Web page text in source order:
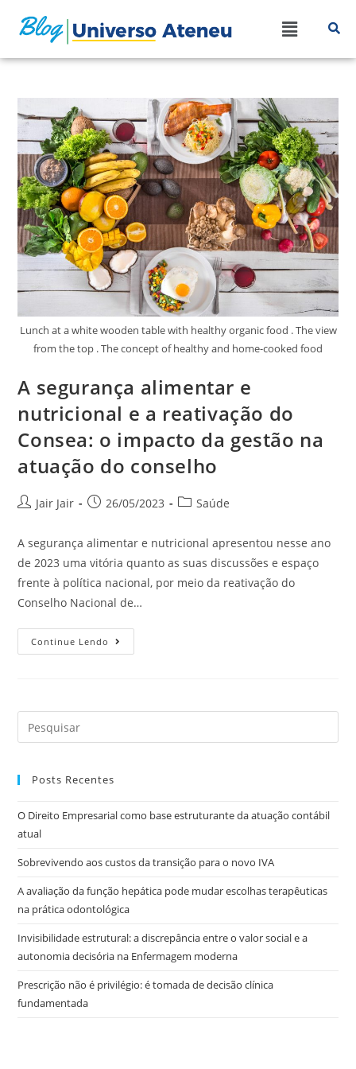
Lunch at a white wooden table with healthy organic food . The view
from the top . The concept of healthy and home-cooked food
A segurança alimentar e
nutricional e a reativação do
Consea: o impacto da gestão na
atuação do conselho
Jair Jair 26/05/2023 Saúde
A segurança alimentar e nutricional apresentou nesse ano
de 2023 uma vitória quanto as suas discussões e espaço
frente à política nacional, por meio da reativação do
Conselho Nacional de…
Continue Lendo
Posts Recentes
O Direito Empresarial como base estruturante da atuação contábil
atual
Sobrevivendo aos custos da transição para o novo IVA
A avaliação da função hepática pode mudar escolhas terapêuticas
na prática odontológica
Invisibilidade estrutural: a discrepância entre o valor social e a
autonomia decisória na Enfermagem moderna
Prescrição não é privilégio: é tomada de decisão clínica
fundamentada